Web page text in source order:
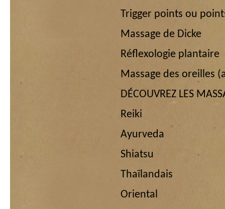
Trigger points ou
Massage de Dicke
Réflexologie plantaire
Massage des oreilles
DÉCOUVREZ LES
Reiki
Ayurveda
Shiatsu
Thaïlandais
Oriental